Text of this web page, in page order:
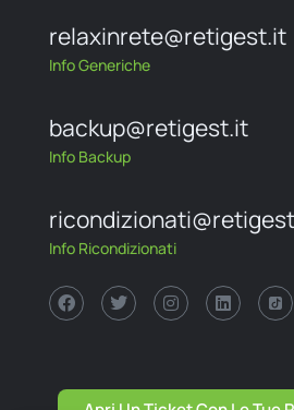
relaxinrete@retigest.it
Info Generiche
backup@retigest.it
Info Backup
Info Ricondizionati